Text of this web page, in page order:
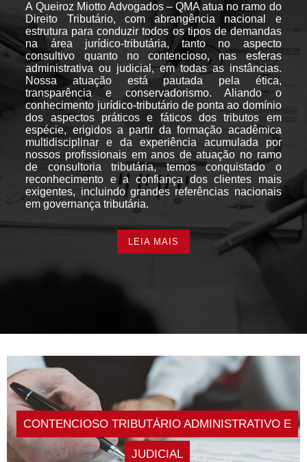
A Queiroz Miotto Advogados – QMA atua no ramo do
Direito Tributário, com abrangência nacional e
estrutura para conduzir todos os tipos de demandas
na área jurídico-tributária, tanto no aspecto
consultivo quanto no contencioso, nas esferas
administrativa ou judicial, em todas as instâncias.
Nossa atuação está pautada pela ética,
transparência e conservadorismo. Aliando o
conhecimento jurídico-tributário de ponta ao domínio
dos aspectos práticos e fáticos dos tributos em
espécie, erigidos a partir da formação acadêmica
multidisciplinar e da experiência acumulada por
nossos profissionais em anos de atuação no ramo
de consultoria tributária, temos conquistado o
reconhecimento e a confiança dos clientes mais
exigentes, incluindo grandes referências nacionais
em governança tributária.
LEIA MAIS
CONTENCIOSO TRIBUTÁRIO ADMINISTRATIVO E
JUDICIAL